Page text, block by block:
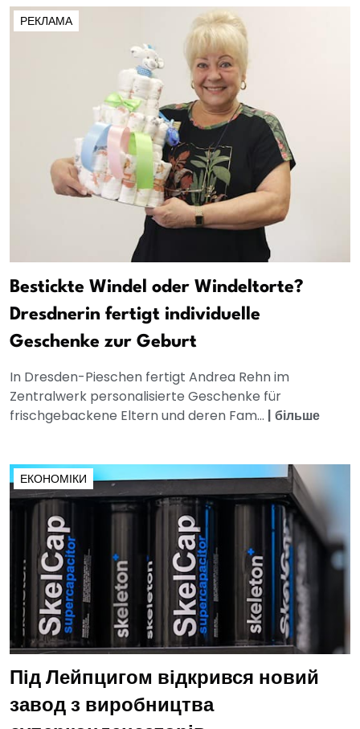
РЕКЛАМА
Bestickte Windel oder Windeltorte?
Dresdnerin fertigt individuelle
Geschenke zur Geburt
In Dresden-Pieschen fertigt Andrea Rehn im
Zentralwerk personalisierte Geschenke für
frischgebackene Eltern und deren Fam... | більше
ЕКОНОМІКИ
Під Лейпцигом відкрився новий
завод з виробництва